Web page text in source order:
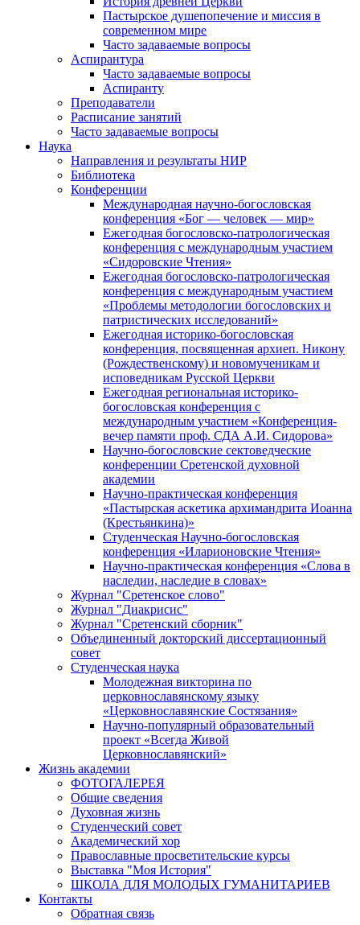
Пастырское душепопечение и миссия в
современном мире
Часто задаваемые вопросы
Аспирантура
Часто задаваемые вопросы
Аспиранту
Преподаватели
Расписание занятий
Часто задаваемые вопросы
Наука
Направления и результаты НИР
Библиотека
Конференции
Международная научно-богословская
конференция «Бог — человек — мир»
Ежегодная богословско-патрологическая
конференция с международным участием
«Сидоровские Чтения»
Ежегодная богословско-патрологическая
конференция с международным участием
«Проблемы методологии богословских и
патристических исследований»
Ежегодная историко-богословская
конференция, посвященная архиеп. Никону
(Рождественскому) и новомученикам и
исповедникам Русской Церкви
Ежегодная региональная историко-
богословская конференция с
международным участием «Конференция-
вечер памяти проф. СДА А.И. Сидорова»
Научно-богословские сектоведческие
конференции Сретенской духовной
академии
Научно-практическая конференция
«Пастырская аскетика архимандрита Иоанна
(Крестьянкина)»
Студенческая Научно-богословская
конференция «Иларионовские Чтения»
Научно-практическая конференция «Cлова в
наследии, наследие в словах»
Журнал "Сретенское слово"
Журнал "Диакрисис"
Журнал "Сретенский сборник"
Объединенный докторский диссертационный
совет
Студенческая наука
Молодежная викторина по
церковнославянскому языку
«Церковнославянские Состязания»
Научно-популярный образовательный
проект «Всегда Живой
Церковнославянский»
Жизнь академии
ФОТОГАЛЕРЕЯ
Общие сведения
Духовная жизнь
Студенческий совет
Академический хор
Православные просветительские курсы
Выставка "Моя История"
ШКОЛА ДЛЯ МОЛОДЫХ ГУМАНИТАРИЕВ
Контакты
Обратная связь